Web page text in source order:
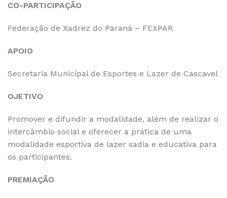
CO-PARTICIPAÇÃO
Federação de Xadrez do Paraná – FEXPAR
APOIO
Secretaria Municipal de Esportes e Lazer de Cascavel
OJETIVO
Promover e difundir a modalidade, além de realizar o
intercâmbio social e oferecer a prática de uma
modalidade esportiva de lazer sadia e educativa para
os participantes.
PREMIAÇÃO